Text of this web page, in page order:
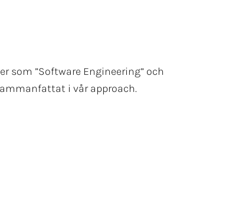
som ”Software Engineering” och
i vår approach.